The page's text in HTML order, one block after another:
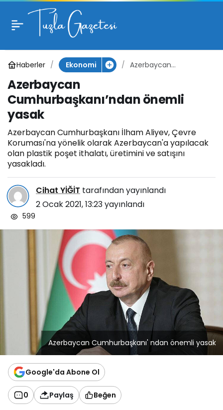
Haberler Ekonomi
Azerbaycan
Azerbaycan
Cumhurbaşkanı’ndan önemli
yasak
Azerbaycan Cumhurbaşkanı İlham Aliyev, Çevre
Koruması'na yönelik olarak Azerbaycan'a yapılacak
olan plastik poşet ithalatı, üretimini ve satışını
yasakladı.
Cihat YİĞİT tarafından yayınlandı
2 Ocak 2021, 13:23yayınlandı
599
Azerbaycan Cumhurbaşkanı' ndan önemli yasak
Google'da Abone Ol
0 Paylaş Beğen
Azerbaycan
Cumhurbaşkanı’ndan
önemli yasak